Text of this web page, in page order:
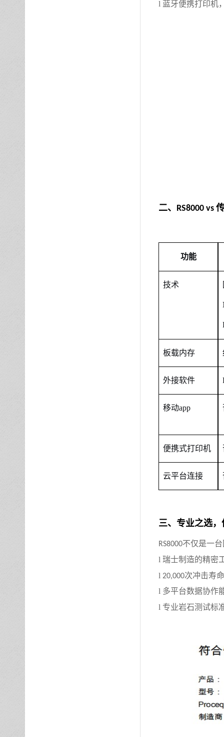
l 蓝牙便携打印机
二、 RS8000 vs
功能
技术
板载内存
外接软件
移动app
便携式打印机
云平台连接
三、 专业之选
RS8000不仅是一
l 瑞士制造的精密
l 20,000次冲击寿命
l 多平台数据协作
l 专业岩石测试标